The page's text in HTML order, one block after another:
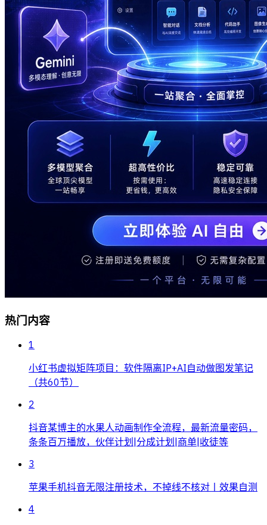
热门内容
1
小红书虚拟矩阵项目：软件隔离IP+AI自动做图发笔记
（共60节）
2
抖音某博主的水果人动画制作全流程，最新流量密码，
条条百万播放，伙伴计划|分成计划|商单|收徒等
3
苹果手机抖音无限注册技术，不掉线不核对丨效果自测
4